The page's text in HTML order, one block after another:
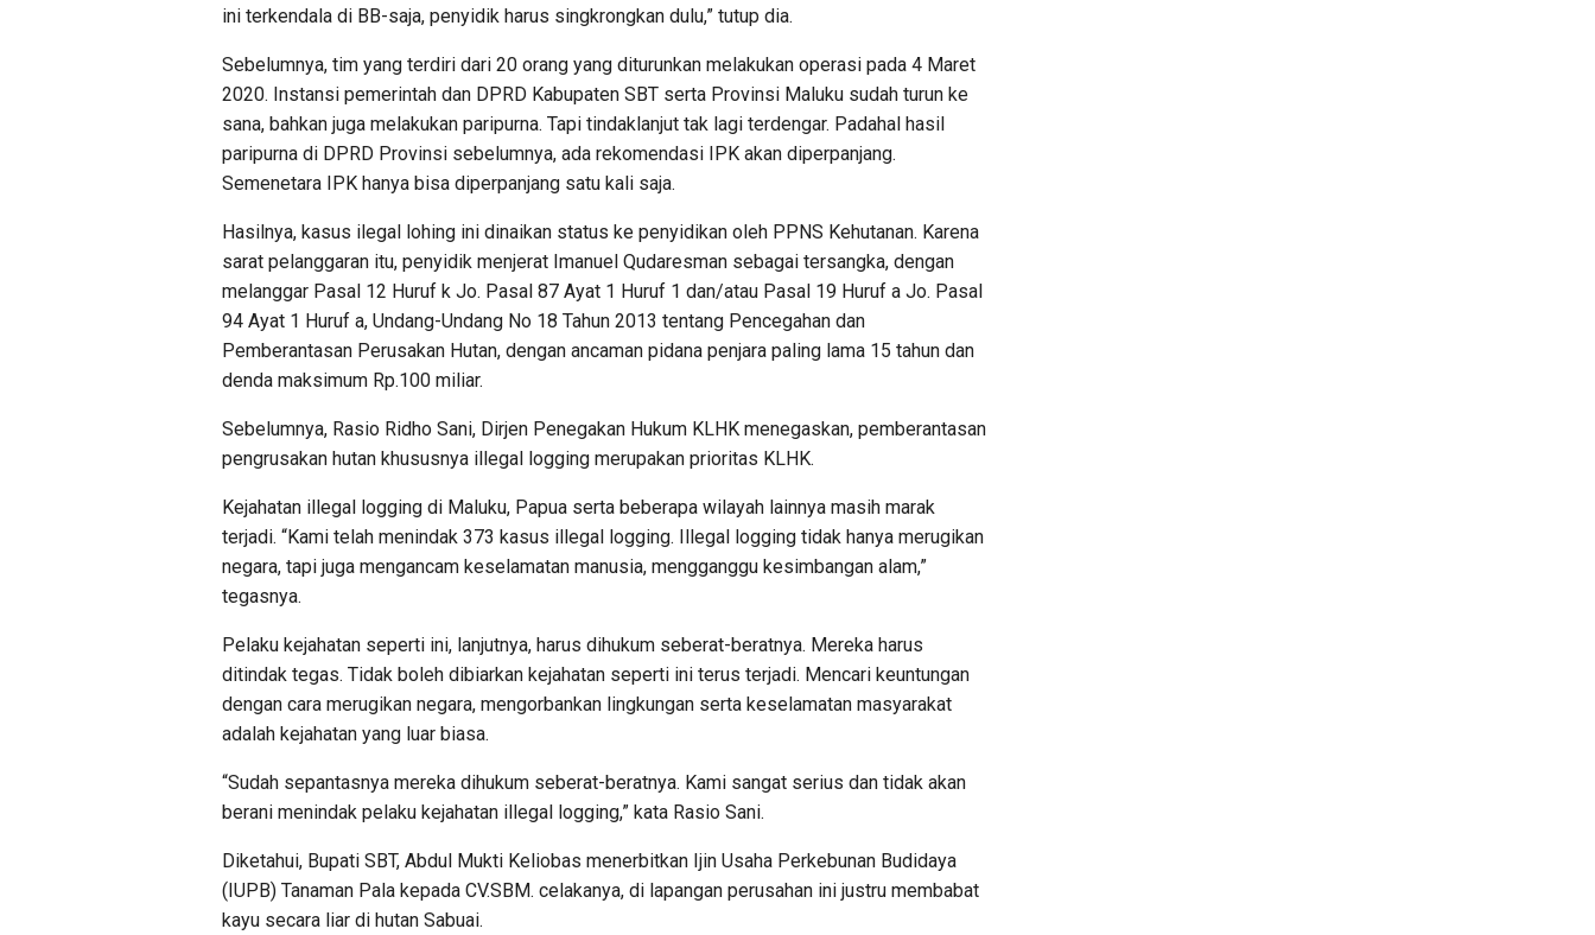
ini terkendala di BB-saja, penyidik harus singkrongkan dulu,” tutup dia.
Sebelumnya, tim yang terdiri dari 20 orang yang diturunkan melakukan operasi pada 4 Maret
2020. Instansi pemerintah dan DPRD Kabupaten SBT serta Provinsi Maluku sudah turun ke
sana, bahkan juga melakukan paripurna. Tapi tindaklanjut tak lagi terdengar. Padahal hasil
paripurna di DPRD Provinsi sebelumnya, ada rekomendasi IPK akan diperpanjang.
Semenetara IPK hanya bisa diperpanjang satu kali saja.
Hasilnya, kasus ilegal lohing ini dinaikan status ke penyidikan oleh PPNS Kehutanan. Karena
sarat pelanggaran itu, penyidik menjerat Imanuel Qudaresman sebagai tersangka, dengan
melanggar Pasal 12 Huruf k Jo. Pasal 87 Ayat 1 Huruf 1 dan/atau Pasal 19 Huruf a Jo. Pasal
94 Ayat 1 Huruf a, Undang-Undang No 18 Tahun 2013 tentang Pencegahan dan
Pemberantasan Perusakan Hutan, dengan ancaman pidana penjara paling lama 15 tahun dan
denda maksimum Rp.100 miliar.
Sebelumnya, Rasio Ridho Sani, Dirjen Penegakan Hukum KLHK menegaskan, pemberantasan
pengrusakan hutan khususnya illegal logging merupakan prioritas KLHK.
Kejahatan illegal logging di Maluku, Papua serta beberapa wilayah lainnya masih marak
terjadi. “Kami telah menindak 373 kasus illegal logging. Illegal logging tidak hanya merugikan
negara, tapi juga mengancam keselamatan manusia, mengganggu kesimbangan alam,”
tegasnya.
Pelaku kejahatan seperti ini, lanjutnya, harus dihukum seberat-beratnya. Mereka harus
ditindak tegas. Tidak boleh dibiarkan kejahatan seperti ini terus terjadi. Mencari keuntungan
dengan cara merugikan negara, mengorbankan lingkungan serta keselamatan masyarakat
adalah kejahatan yang luar biasa.
“Sudah sepantasnya mereka dihukum seberat-beratnya. Kami sangat serius dan tidak akan
berani menindak pelaku kejahatan illegal logging,” kata Rasio Sani.
Diketahui, Bupati SBT, Abdul Mukti Keliobas menerbitkan Ijin Usaha Perkebunan Budidaya
(IUPB) Tanaman Pala kepada CV.SBM. celakanya, di lapangan perusahan ini justru membabat
kayu secara liar di hutan Sabuai.